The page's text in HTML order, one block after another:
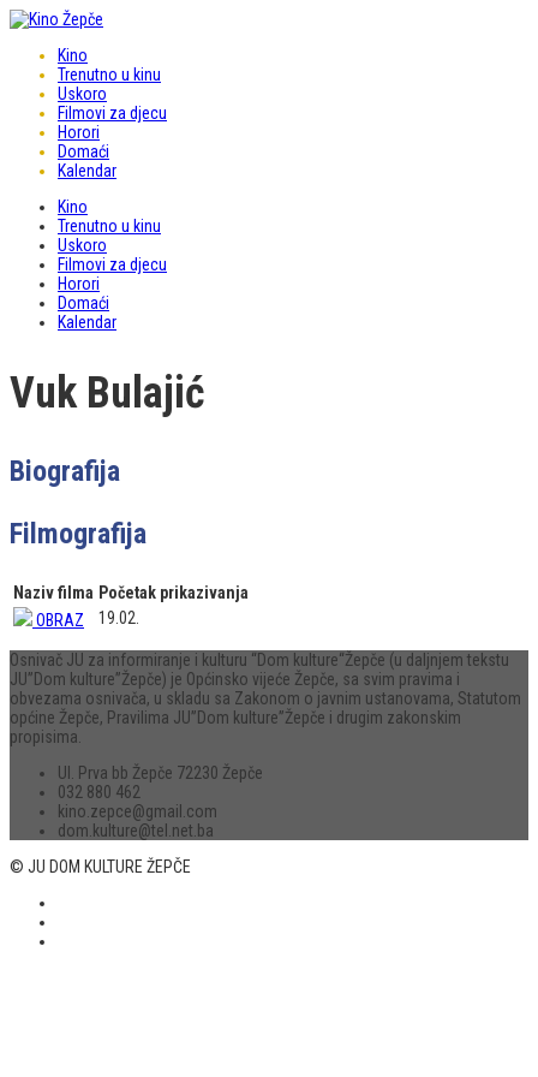
Kino
Trenutno u kinu
Uskoro
Filmovi za djecu
Horori
Domaći
Kalendar
Kino
Trenutno u kinu
Uskoro
Filmovi za djecu
Horori
Domaći
Kalendar
Vuk Bulajić
Biografija
Filmografija
Naziv filma Početak prikazivanja
OBRAZ
19.02.
Osnivač JU za informiranje i kulturu “Dom kulture“Žepče (u daljnjem tekstu
JU”Dom kulture”Žepče) je Općinsko vijeće Žepče, sa svim pravima i
obvezama osnivača, u skladu sa Zakonom o javnim ustanovama, Statutom
općine Žepče, Pravilima JU”Dom kulture”Žepče i drugim zakonskim
propisima.
Ul. Prva bb Žepče 72230 Žepče
032 880 462
kino.zepce@gmail.com
dom.kulture@tel.net.ba
© JU DOM KULTURE ŽEPČE